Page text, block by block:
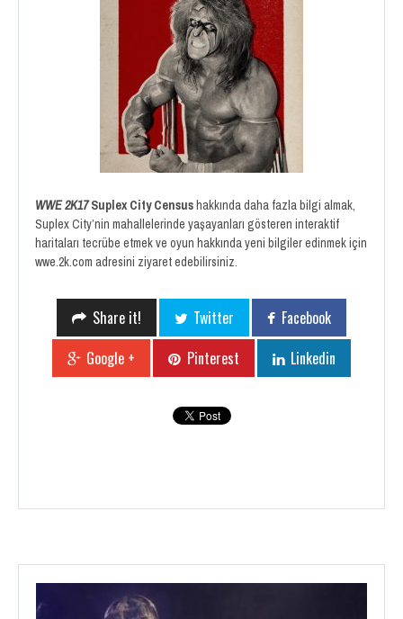
WWE 2K17 Suplex City Censushakkında daha fazla bilgi almak,
Suplex City’nin mahallelerinde yaşayanları gösteren interaktif
haritaları tecrübe etmek ve oyun hakkında yeni bilgiler edinmek için
wwe.2k.com adresini ziyaret edebilirsiniz.
Share it! Twitter
Facebook
Google +
Pinterest Linkedin